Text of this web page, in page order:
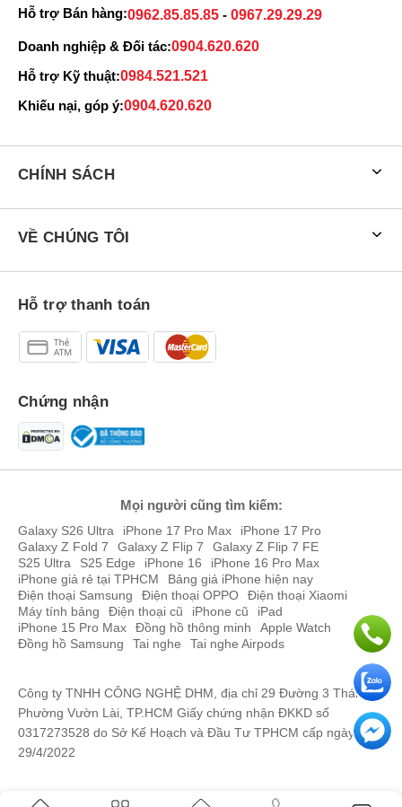
Hỗ trợ Bán hàng:0962.85.85.85 - 0967.29.29.29
Doanh nghiệp & Đối tác:0904.620.620
Hỗ trợ Kỹ thuật:0984.521.521
Khiếu nại, góp ý:0904.620.620
CHÍNH SÁCH
VỀ CHÚNG TÔI
Hỗ trợ thanh toán
Chứng nhận
Mọi người cũng tìm kiếm:
Galaxy S26 Ultra iPhone 17 Pro Max
iPhone 17 Pro
Galaxy Z Fold 7
Galaxy Z Flip 7
Galaxy Z Flip 7 FE
S25 Ultra
S25 Edge iPhone 16
iPhone 16 Pro Max
iPhone giá rẻ tại TPHCM
Bảng giá iPhone hiện nay
Điện thoại Samsung
Điện thoại OPPO
Điện thoại Xiaomi
Máy tính bảng
Điện thoại cũ iPhone cũ
iPad
iPhone 15 Pro Max
Đồng hồ thông minh
Apple Watch
Đồng hồ Samsung
Tai nghe Tai nghe Airpods
Công ty TNHH CÔNG NGHỆ DHM, địa chỉ 29 Đường 3 Tháng 2,
Phường Vườn Lài, TP.HCM Giấy chứng nhận ĐKKD số
0317273528 do Sở Kế Hoạch và Đầu Tư TPHCM cấp ngày
29/4/2022